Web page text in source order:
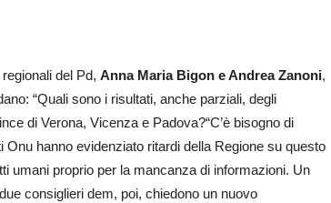
del Pd, Anna Maria Bigon e Andrea Zanoni,
“Quali sono i risultati, anche parziali, degli
di Verona, Vicenza e Padova?“C’è bisogno di
hanno evidenziato ritardi della Regione su questo
umani proprio per la mancanza di informazioni. Un
consiglieri dem, poi, chiedono un nuovo